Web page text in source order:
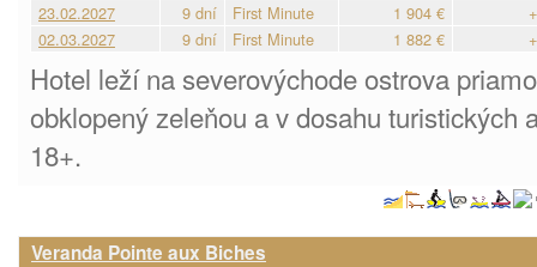
23.02.2027
9 dní First Minute 1 904 €
02.03.2027
9 dní First Minute 1 882 €
Hotel leží na severovýchode ostrova
obklopený zeleňou a v dosahu turistických
18+.
Veranda Pointe aux Biches